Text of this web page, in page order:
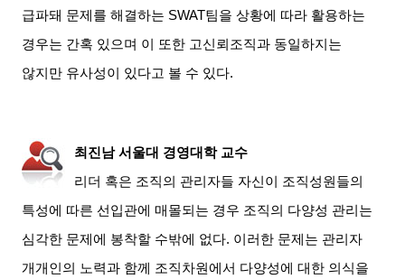
급파돼 문제를 해결하는 SWAT팀을 상황에 따라 활용하는
경우는 간혹 있으며 이 또한 고신뢰조직과 동일하지는
않지만 유사성이 있다고 볼 수 있다.
최진남 서울대 경영대학 교수
리더 혹은 조직의 관리자들 자신이 조직성원들의
특성에 따른 선입관에 매몰되는 경우 조직의 다양성 관리는
심각한 문제에 봉착할 수밖에 없다. 이러한 문제는 관리자
개개인의 노력과 함께 조직차원에서 다양성에 대한 의식을